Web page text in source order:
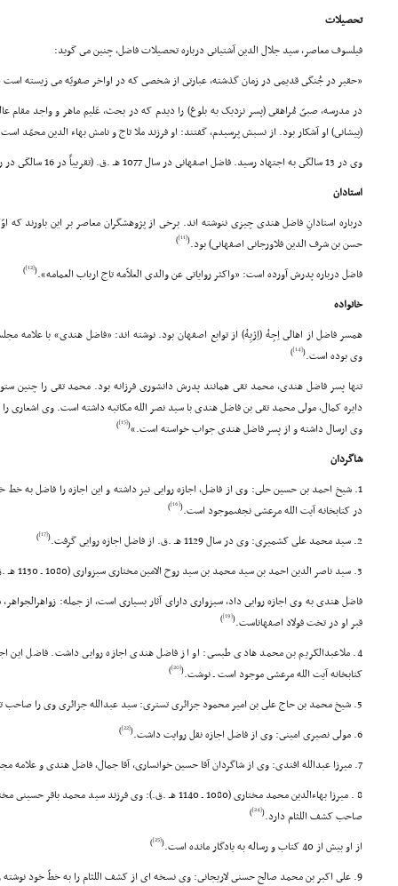
تحصیلات
فیلسوف معاصر، سید جلال الدین آشتیانى درباره تحصیلات فاضل، چنین مى گوید:
«حقیر در جُنگى قدیمى در زمان گذشته، عبارتى از شخصى که در اواخر صفویّه مى زیسته
در مدرسه، صبىّ مُراهقى (پسر نزدیک به بلوغ) را دیدم که در بحث، عَلیم ماهر و واجد مقام
(پیشانى) او آشکار بود. از نسبش پرسیدم، گفتند: او فرزند ملا تاج و نامش بهاء الدین محمّد
وى در 13 سالگى به اجتهاد رسید. فاضل اصفهانى در سال 1077 هـ .ق. (تقریباً در 16 سالگى در ردیف فضلاى بنام بود.
استادان
درباره استادانِ فاضل هندى چیزى ننوشته اند. برخى از پژوهشگران معاصر بر این باورند که
حسن بن شرف الدین فلاورجانى اصفهانى) بود.(
[11]
)
فاضل درباره پدرش آورده است: «واکثر روایاتى عن والدى العلاّمه تاج ارباب العمامه».(
[12]
)
خانواده
همسر فاضل از اهالى اِجِهْ (اِژیِهْ) از توابع اصفهان بود. نوشته اند: «فاضل هندى» با علامه
وى بوده است.(
[14]
)
تنها پسر فاضل هندى، محمد تقى همانند پدرش دانشورى فرزانه بود. محمد تقى را چنین
دایره کمال، مولى محمد تقى بن فاضل هندى با سید نصر الله مکاتبه داشته است. وى
وى ارسال داشته و از پسر فاضل هندى جواب خواسته است.»(
[15]
)
شاگردان
1. شیخ احمد بن حسین حلى: وى از فاضل، اجازه روایى نیز داشته و این اجازه را فاضل به
در کتابخانه آیت الله مرعشى نجفىموجود است.(
[16]
)
2. سید محمد على کشمیرى: وى در سال 1129 هـ .ق. از فاضل اجازه روایى گرفت. (
[17]
)
3. سید ناصر الدین احمد بن سید محمد بن سید روح الامین مختارى سبزوارى (1080 ـ 1130 هـ .ق.): وى مورد توجه فاضل هندى بود.
فاضل هندى به وى اجازه روایى داد، سبزوارى داراى آثار بسیارى است، از جمله:
قبر او در تخت فولاد اصفهاناست.(
[19]
)
4. ملاعبدالکریم بن محمد هادى طبسى: او از فاضل هندى اجازه روایى داشت. فاضل این
کتابخانه آیت الله مرعشى موجود است ـ نوشت.(
[20]
)
5. شیخ محمد بن حاج على بن امیر محمود جزائرى تسترى: سید عبدالله جزائرى وى را صاحب تألیفات فراوان دانسته است.
6. مولى نصیرى امینى: وى از فاضل اجازه نقل روایت داشت.
(
[22]
)
7. میرزا عبدالله افندى: وى از شاگردان آقا حسین خوانسارى، آقا جمال، فاضل هندى و علامه مجلسى بود.
8 . میرزا بهاءالدین محمد مختارى (1080 ـ 1140 هـ .ق.): وى فرزند
صاحب کشف اللثام دارد.(
[24]
)
از او بیش از 40 کتاب و رساله به یادگار مانده است. (
[25]
)
9. على اکبر بن محمد صالح حسنى لاریجانى: وى نسخه اى از کشف اللثام را به خطّ خود نوشته و اجازه استادش نیز در آن موجود است.